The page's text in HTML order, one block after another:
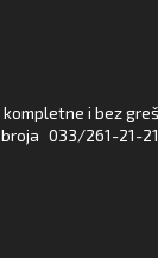
i bez
033/261-21-21